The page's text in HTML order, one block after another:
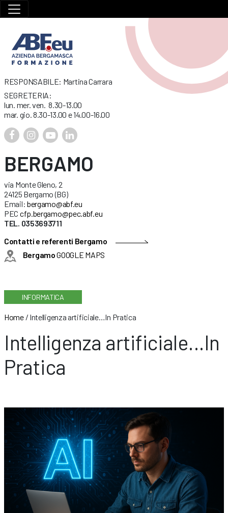
RESPONSABILE: Martina Carrara
SEGRETERIA:
lun. mer. ven. 8.30-13.00
mar. gio. 8.30-13.00 e 14.00-16.00
BERGAMO
via Monte Gleno, 2
24125 Bergamo (BG)
Email: bergamo@abf.eu
PEC cfp.bergamo@pec.abf.eu
TEL. 0353693711
Contatti e referenti Bergamo
BergamoGOOGLE MAPS
INFORMATICA
Home/ Intelligenza artificiale…In Pratica
Intelligenza artificiale…In
Pratica